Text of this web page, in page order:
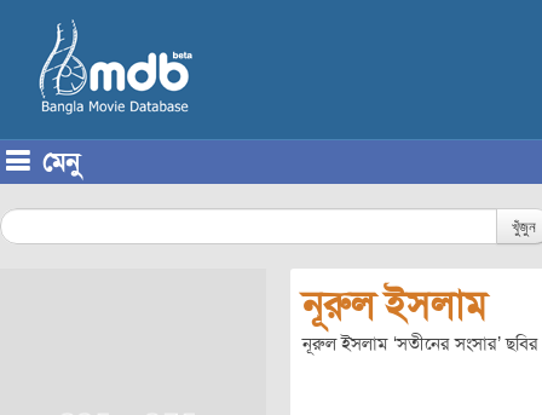
মেনু
খুঁজুন
নূরুল ইসলাম
নূরুল ইসলাম ‘সতীনের সংসার’ ছবির